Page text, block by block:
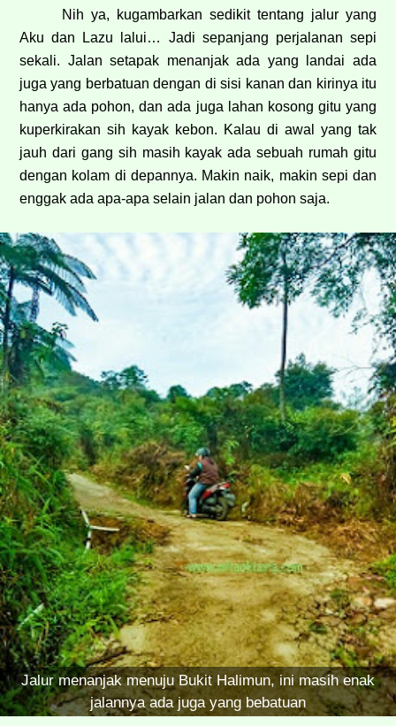
Nih ya, kugambarkan sedikit tentang jalur yang
Aku dan Lazu lalui… Jadi sepanjang perjalanan sepi
sekali. Jalan setapak menanjak ada yang landai ada
juga yang berbatuan dengan di sisi kanan dan kirinya itu
hanya ada pohon, dan ada juga lahan kosong gitu yang
kuperkirakan sih kayak kebon. Kalau di awal yang tak
jauh dari gang sih masih kayak ada sebuah rumah gitu
dengan kolam di depannya. Makin naik, makin sepi dan
enggak ada apa-apa selain jalan dan pohon saja.
Jalur menanjak menuju Bukit Halimun, ini masih enak
jalannya ada juga yang bebatuan